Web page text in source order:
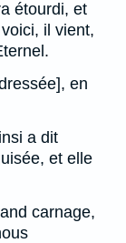
étourdi, et
il vient,
en
a dit
et elle
carnage,